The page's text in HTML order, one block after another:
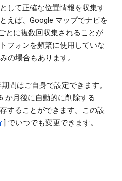
して正確な位置情報を収集す
えば、Google マップでナビを
とに複数回収集されることが
フォンを頻繁に使用していな
の場合もあります。
間はご自身で設定できます。
か月後に自動的に削除する
することができます。この設
] でいつでも変更できます。